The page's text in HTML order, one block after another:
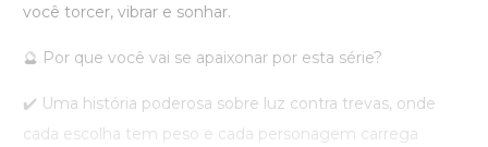
você torcer, vibrar e sonhar.
🔮 Por que você vai se apaixonar por esta série?
✔️ Uma história poderosa sobre luz contra trevas, onde
cada escolha tem peso e cada personagem carrega